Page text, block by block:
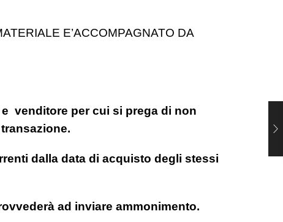
E’ACCOMPAGNATO DA
venditore per cui si prega di non
dalla data di acquisto degli stessi
ad inviare ammonimento.